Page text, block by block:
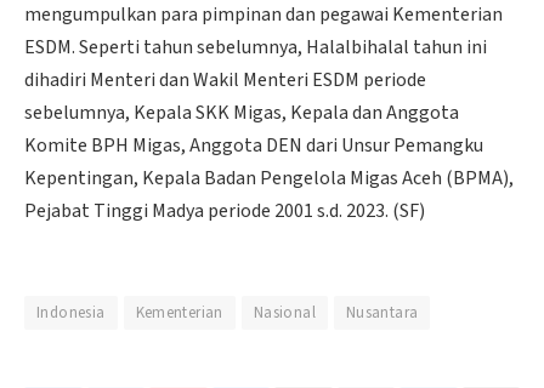
mengumpulkan para pimpinan dan pegawai Kementerian
ESDM. Seperti tahun sebelumnya, Halalbihalal tahun ini
dihadiri Menteri dan Wakil Menteri ESDM periode
sebelumnya, Kepala SKK Migas, Kepala dan Anggota
Komite BPH Migas, Anggota DEN dari Unsur Pemangku
Kepentingan, Kepala Badan Pengelola Migas Aceh (BPMA),
Pejabat Tinggi Madya periode 2001 s.d. 2023. (SF)
Indonesia Kementerian Nasional Nusantara